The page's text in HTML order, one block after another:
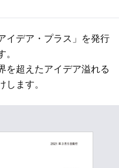
イデア・プラス」を発行
。
を超えたアイデア溢れる
します。